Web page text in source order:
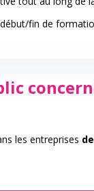
fin de
les entreprises